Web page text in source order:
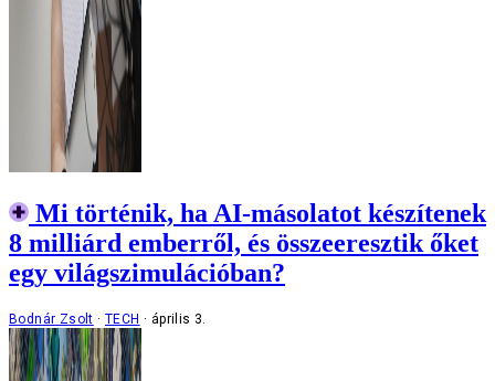
Mi történik, ha AI-másolatot készítenek
8 milliárd emberről, és összeeresztik őket
egy világszimulációban?
Bodnár Zsolt TECH április 3.